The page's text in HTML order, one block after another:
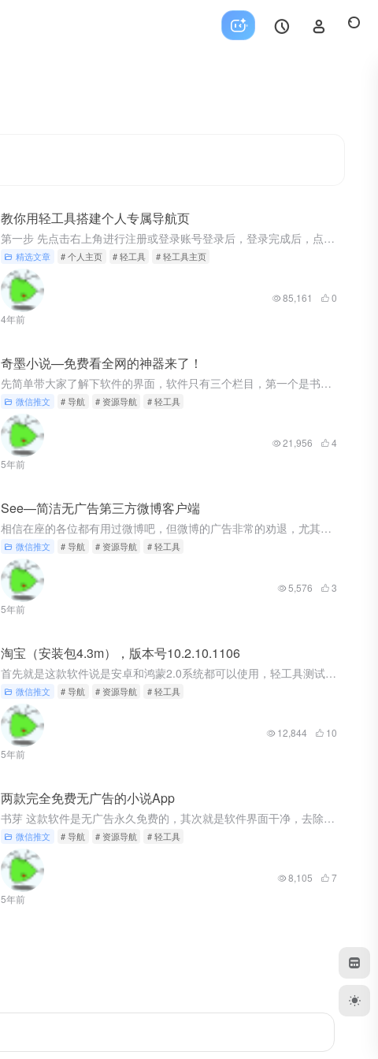
教你用轻工具搭建个人专属导航页
第一步 先点击右上角进行注册或登录账号登录后，登录完成后，点击选择网址管理进去个人中心页面。如下图： 第二步 进去后台后，我们可以自定义添加网址分类，添加完成后记得点击确认，然后就可以在分类里面自定义...
精选文章 # 个人主页 # 轻工具 # 轻工具主页
4年前
85,161 0
奇墨小说—免费看全网的神器来了！
先简单带大家了解下软件的界面，软件只有三个栏目，第一个是书架，也就是存放我们喜欢书籍的地方，打开软件就会第一个看到，第二栏目是精品书屋，也就是我们寻找书籍的地方。 这里分了男生区和女生区，下方还有对书...
微信推文 # 导航 # 资源导航 # 轻工具
5年前
21,956 4
See—简洁无广告第三方微博客户端
相信在座的各位都有用过微博吧，但微博的广告非常的劝退，尤其是新帐号，登录进去莫名关注了一堆人，还有没完没了的弹窗，我是看喜欢的人的微博的不是看广告的。 今天分享的软件是一款同步微博的第三方软件，软件名...
微信推文 # 导航 # 资源导航 # 轻工具
5年前
5,576 3
淘宝（安装包4.3m），版本号10.2.10.1106
首先就是这款软件说是安卓和鸿蒙2.0系统都可以使用，轻工具测试安卓9正常安装，软件的安装包体积仅有4.8M大小，非常的小巧，其次就是软件界面要比淘宝简约太多。 软件首页没有诱人的（假活动）广告，更不会...
微信推文 # 导航 # 资源导航 # 轻工具
5年前
12,844 10
两款完全免费无广告的小说App
书芽 这款软件是无广告永久免费的，其次就是软件界面干净，去除登录的繁琐步骤，直接开启的阅读体验然后，软件也有基础功能：在线换源、离线缓存、听书、自动翻页；再加上数据备份这个功能，再也不用担心宝贝小说突...
微信推文 # 导航 # 资源导航 # 轻工具
5年前
8,105 7